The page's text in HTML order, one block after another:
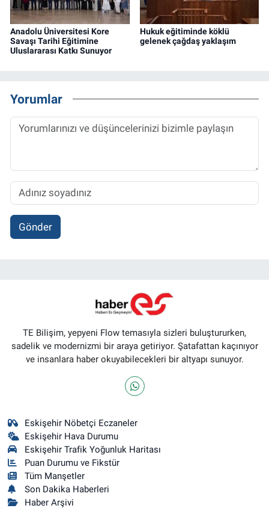
Anadolu Üniversitesi Kore
Savaşı Tarihi Eğitimine
Uluslararası Katkı Sunuyor
Hukuk eğitiminde köklü
gelenek çağdaş yaklaşım
Yorumlar
Gönder
TE Bilişim, yepyeni Flow temasıyla sizleri buluştururken,
sadelik ve modernizmi bir araya getiriyor. Şatafattan kaçınıyor
ve insanlara haber okuyabilecekleri bir altyapı sunuyor.
Eskişehir Nöbetçi Eczaneler
Eskişehir Hava Durumu
Eskişehir Trafik Yoğunluk Haritası
Puan Durumu ve Fikstür
Tüm Manşetler
Son Dakika Haberleri
Haber Arşivi